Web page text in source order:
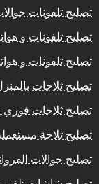
تصليح تلفونات
تصليح تلفونات و
تصليح تلفونات و
تصليح ثلاجات
تصليح ثلاجات
تصليح ثلاجة
تصليح جوالات